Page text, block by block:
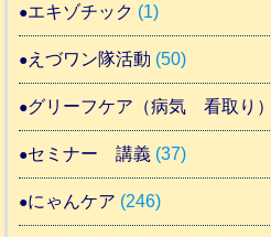
エキゾチック (1)
えづワン隊活動 (50)
グリーフケア（病気 看取り）
セミナー 講義 (37)
にゃんケア (246)